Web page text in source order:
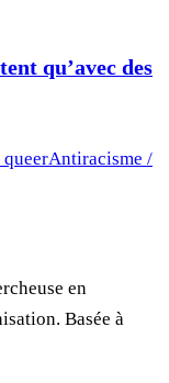
qu’avec des
Antiracisme /
en
Basée à